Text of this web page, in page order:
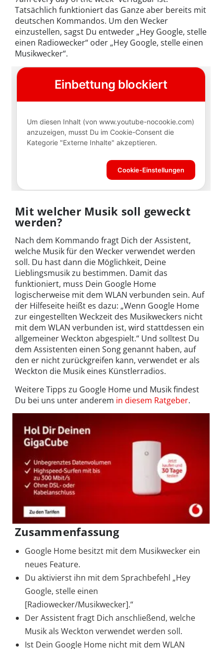
Tatsächlich funktioniert das Ganze aber bereits mit
deutschen Kommandos. Um den Wecker
einzustellen, sagst Du entweder „Hey Google, stelle
einen Radiowecker“ oder „Hey Google, stelle einen
Musikwecker“.
Mit welcher Musik soll geweckt
werden?
Nach dem Kommando fragt Dich der Assistent,
welche Musik für den Wecker verwendet werden
soll. Du hast dann die Möglichkeit, Deine
Lieblingsmusik zu bestimmen. Damit das
funktioniert, muss Dein Google Home
logischerweise mit dem WLAN verbunden sein. Auf
der Hilfeseite heißt es dazu: „Wenn Google Home
zur eingestellten Weckzeit des Musikweckers nicht
mit dem WLAN verbunden ist, wird stattdessen ein
allgemeiner Weckton abgespielt.“ Und solltest Du
dem Assistenten einen Song genannt haben, auf
den er nicht zurückgreifen kann, verwendet er als
Weckton die Musik eines Künstlerradios.
Weitere Tipps zu Google Home und Musik findest
Du bei uns unter anderem in diesem Ratgeber.
Zusammenfassung
Google Home besitzt mit dem Musikwecker ein
neues Feature.
Du aktivierst ihn mit dem Sprachbefehl „Hey
Google, stelle einen
[Radiowecker/Musikwecker].“
Der Assistent fragt Dich anschließend, welche
Musik als Weckton verwendet werden soll.
Ist Dein Google Home nicht mit dem WLAN